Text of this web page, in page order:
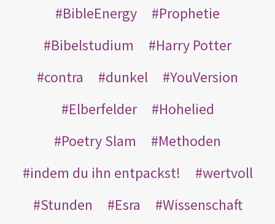
BibleEnergy
Prophetie
Bibelstudium
Harry Potter
contra
dunkel
YouVersion
Elberfelder
Hohelied
Poetry Slam
Methoden
indem du ihn entpackst!
wertvoll
Stunden
Esra
Wissenschaft